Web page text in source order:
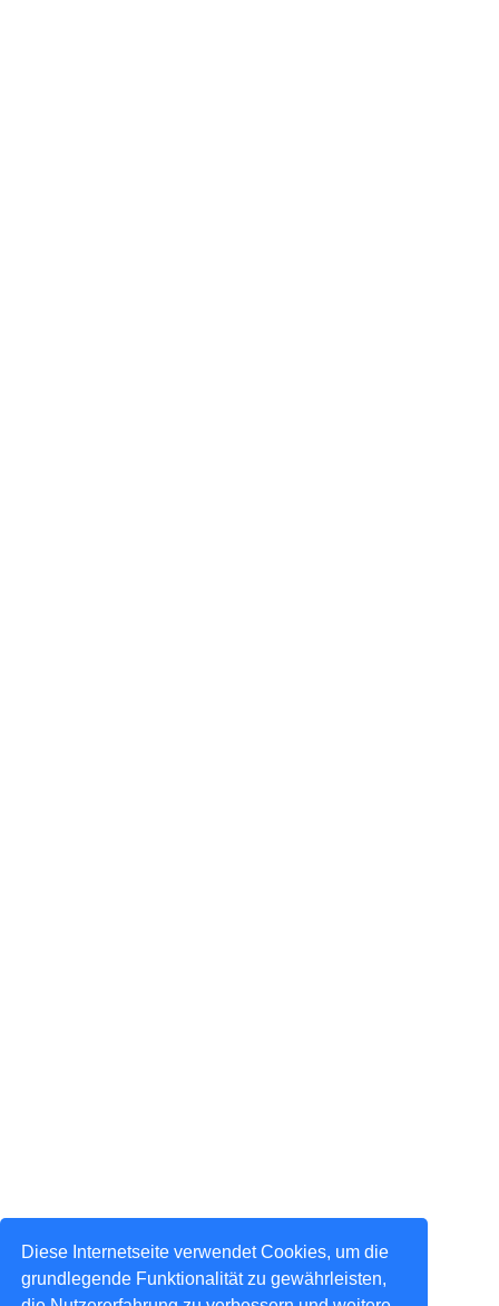
Diese Internetseite verwendet Cookies, um die
grundlegende Funktionalität zu gewährleisten,